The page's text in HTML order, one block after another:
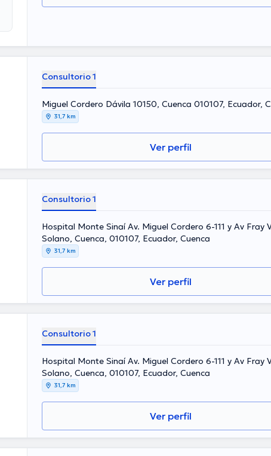
Consultorio 1
Miguel Cordero Dávila 10150, Cuenca 010107, Ecuador,
31,7 km
Ver perfil
Consultorio 1
Hospital Monte Sinaí Av. Miguel Cordero 6-111 y Av Fray
Solano, Cuenca, 010107, Ecuador, Cuenca
31,7 km
Ver perfil
Consultorio 1
Hospital Monte Sinaí Av. Miguel Cordero 6-111 y Av Fray
Solano, Cuenca, 010107, Ecuador, Cuenca
31,7 km
Ver perfil